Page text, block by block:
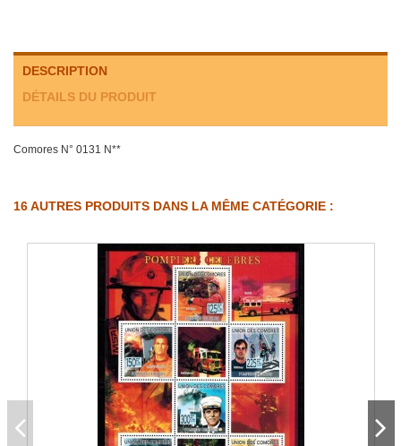
DESCRIPTION
DÉTAILS DU PRODUIT
Comores N° 0131 N**
16 AUTRES PRODUITS DANS LA MÊME CATÉGORIE :